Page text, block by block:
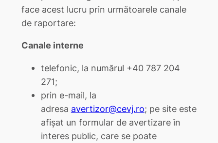
face acest lucru prin următoarele canale
de raportare:
Canale interne
telefonic, la numărul +40 787 204
271;
prin e-mail, la
adresa avertizor@cevj.ro; pe site este
afișat un formular de avertizare în
interes public, care se poate